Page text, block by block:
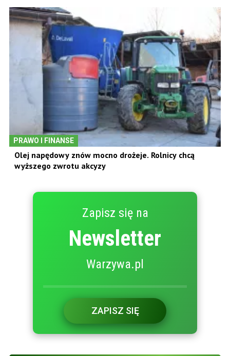
PRAWO I FINANSE
Olej napędowy znów mocno drożeje. Rolnicy chcą
wyższego zwrotu akcyzy
Zapisz się na
Newsletter
Warzywa.pl
ZAPISZ SIĘ